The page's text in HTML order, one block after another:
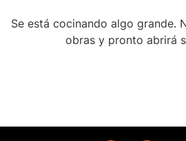
Se está cocinando algo grande.
obras y pronto abrirá